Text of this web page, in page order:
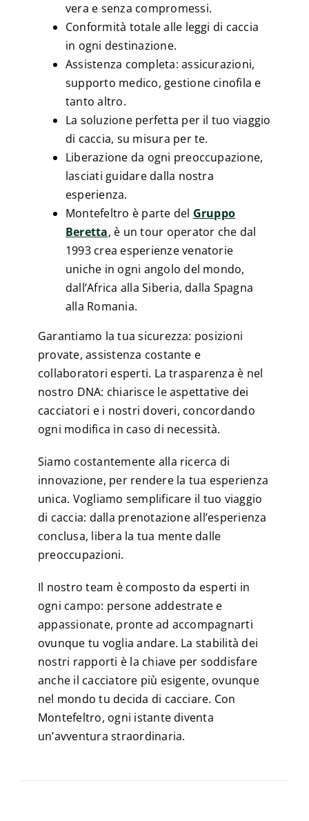
vera e senza compromessi.
Conformità totale alle leggi di caccia
in ogni destinazione.
Assistenza completa: assicurazioni,
supporto medico, gestione cinofila e
tanto altro.
La soluzione perfetta per il tuo viaggio
di caccia, su misura per te.
Liberazione da ogni preoccupazione,
lasciati guidare dalla nostra
esperienza.
Montefeltro è parte del Gruppo
Beretta, è un tour operator che dal
1993 crea esperienze venatorie
uniche in ogni angolo del mondo,
dall’Africa alla Siberia, dalla Spagna
alla Romania.
Garantiamo la tua sicurezza: posizioni
provate, assistenza costante e
collaboratori esperti. La trasparenza è nel
nostro DNA: chiarisce le aspettative dei
cacciatori e i nostri doveri, concordando
ogni modifica in caso di necessità.
Siamo costantemente alla ricerca di
innovazione, per rendere la tua esperienza
unica. Vogliamo semplificare il tuo viaggio
di caccia: dalla prenotazione all’esperienza
conclusa, libera la tua mente dalle
preoccupazioni.
Il nostro team è composto da esperti in
ogni campo: persone addestrate e
appassionate, pronte ad accompagnarti
ovunque tu voglia andare. La stabilità dei
nostri rapporti è la chiave per soddisfare
anche il cacciatore più esigente, ovunque
nel mondo tu decida di cacciare. Con
Montefeltro, ogni istante diventa
un’avventura straordinaria.